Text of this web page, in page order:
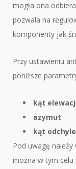
mogła ona
pozwala na
komponenty jak
Przy ustawieniu
poniższe
kąt
azymut
kąt
Pod uwagę należy
można w tym celu